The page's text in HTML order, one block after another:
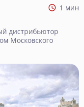
1 мин
дистрибьютор
Московского